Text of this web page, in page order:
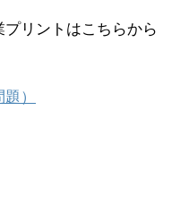
リントはこちらから
）